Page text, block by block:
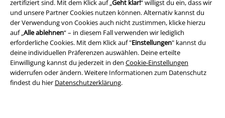
zertifiziert sind. Mit dem Klick auf „Geht klar!“ willigst du ein, dass wir
und unsere Partner Cookies nutzen können. Alternativ kannst du
der Verwendung von Cookies auch nicht zustimmen, klicke hierzu
auf „Alle ablehnen“ – in diesem Fall verwenden wir lediglich
erforderliche Cookies. Mit dem Klick auf "Einstellungen" kannst du
deine individuellen Präferenzen auswählen. Deine erteilte
Einwilligung kannst du jederzeit in den Cookie-Einstellungen
widerrufen oder ändern. Weitere Informationen zum Datenschutz
findest du hier Datenschutzerklärung.
Rechtliches
AGB
Impressum
Datenschutz